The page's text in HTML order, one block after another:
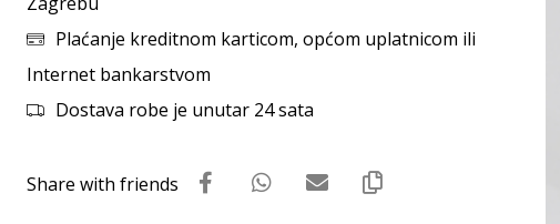
Plaćanje kreditnom karticom, općom uplatnicom ili
Internet bankarstvom
Dostava robe je unutar 24 sata